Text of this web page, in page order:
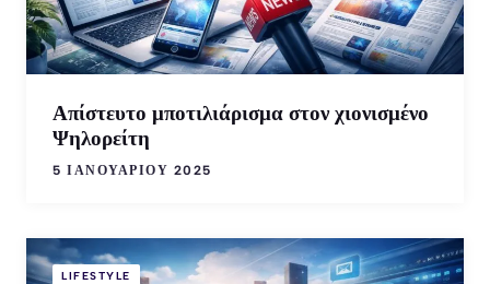
Απίστευτο μποτιλιάρισμα στον χιονισμένο
Ψηλορείτη
5 ΙΑΝΟΥΑΡΊΟΥ 2025
LIFESTYLE